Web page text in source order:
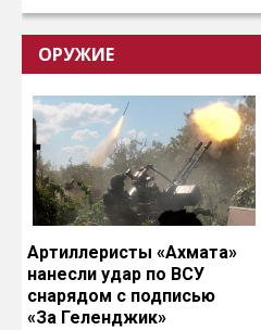
ОРУЖИЕ
Артиллеристы «Ахмата»
нанесли удар по ВСУ
снарядом с подписью
«За Геленджик»